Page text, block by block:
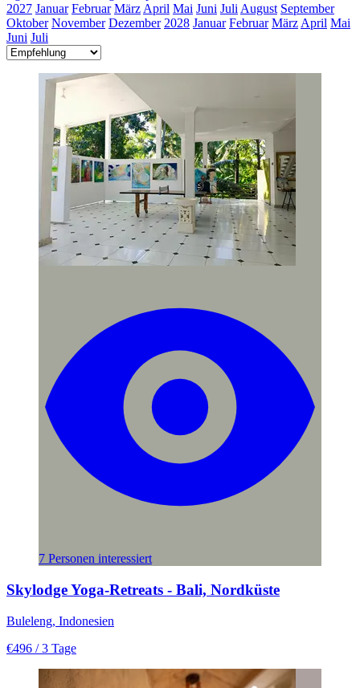
2027 Januar Februar März April Mai Juni Juli August September
Oktober November Dezember 2028 Januar Februar März April Mai
Juni Juli
7 Personen interessiert
Skylodge Yoga-Retreats - Bali, Nordküste
Buleleng, Indonesien
€496 / 3 Tage